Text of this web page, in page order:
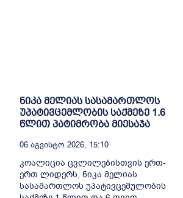
ნიკა მელიას სასამართლოს
უპატივცემლობის საქმეზე 1.6
წლით პატიმრობა მიესაჯა
06 Აგვისტო 2026, 15:10
კოალიცია ცვლილებისთვის ერთ-
ერთ ლიდერს, ნიკა მელიას
სასამართლოს უპატივცემულობის